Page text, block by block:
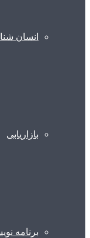
انسان
بازاریابی
برنامه